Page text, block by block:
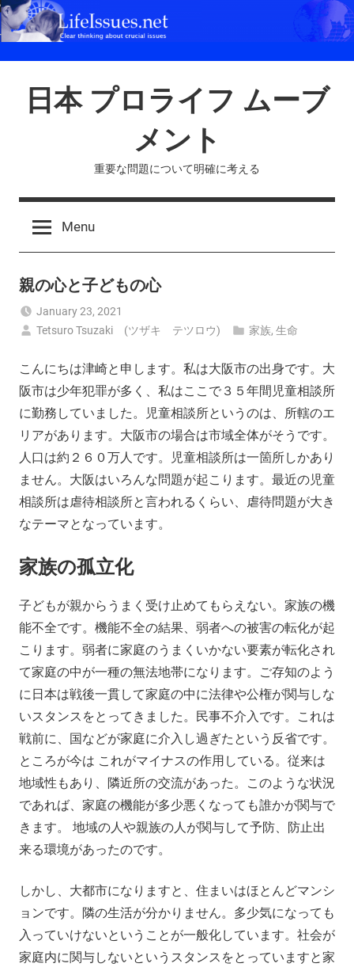
Skip
to
日本 プロライフ ムーブ
メント
重要な問題について明確に考える
Menu
親の心と子どもの心
January 23, 2021
Tetsuro Tsuzaki (ツザキ テツロウ)
家族,生命
こんにちは津崎と申します。私は大阪市の出身です。大
阪市は少年犯罪が多く、私はここで３５年間児童相談所
に勤務していました。児童相談所というのは、所轄のエ
リアがあります。大阪市の場合は市域全体がそうです。
人口は約２６０万人です。児童相談所は一箇所しかあり
ません。大阪はいろんな問題が起こります。最近の児童
相談所は虐待相談所と言われるくらい、虐待問題が大き
なテーマとなっています。
家族の孤立化
子どもが親からうまく受け止めてもらえない。家族の機
能不全です。機能不全の結果、弱者への被害の転化が起
こります。弱者に家庭のうまくいかない要素が転化され
て家庭の中が一種の無法地帯になります。ご存知のよう
に日本は戦後一貫して家庭の中に法律や公権が関与しな
いスタンスをとってきました。民事不介入です。これは
戦前に、国などが家庭に介入し過ぎたという反省です。
ところが今は これがマイナスの作用している。従来は
地域性もあり、隣近所の交流があった。このような状況
であれば、家庭の機能が多少悪くなっても誰かが関与で
きます。 地域の人や親族の人が関与して予防、防止出
来る環境があったのです。
しかし、大都市になりますと、住まいはほとんどマンシ
ョンです。隣の生活が分かりません。多少気になっても
入っていけないということが一般化しています。社会が
家庭内に関与しないというスタンスをとっていますと家